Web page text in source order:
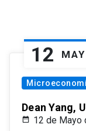
12 MAY
Dean Yang,
12 de Mayo